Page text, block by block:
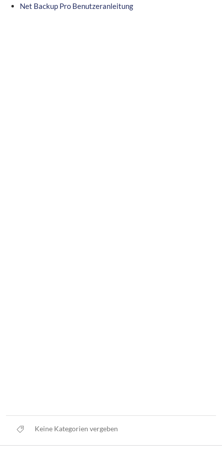
Net Backup Pro Benutzeranleitung
Keine Kategorien vergeben